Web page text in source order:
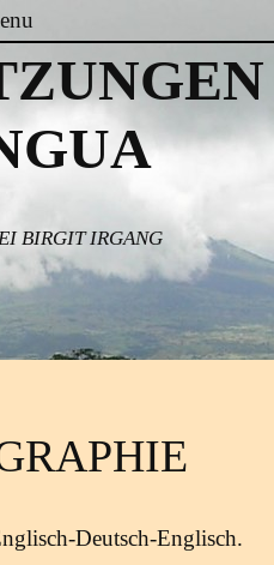
BIRGIT IRGANG
Deutsch-Englisch.